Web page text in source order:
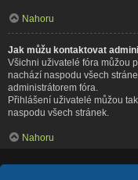
Nahoru
Jak můžu kontaktovat
Všichni uživatelé fóra můžou
nachází naspodu všech
administrátorem fóra.
Přihlášení uživatelé můžou
naspodu všech stránek.
Nahoru